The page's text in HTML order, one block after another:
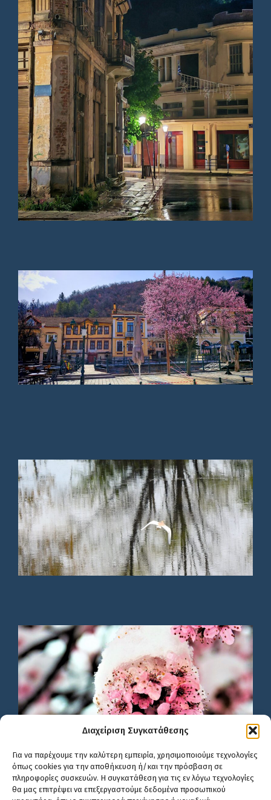
Διαχείριση Συγκατάθεσης
Για να παρέχουμε την καλύτερη εμπειρία, χρησιμοποιούμε τεχνολογίες
όπως cookies για την αποθήκευση ή/και την πρόσβαση σε
πληροφορίες συσκευών. Η συγκατάθεση για τις εν λόγω τεχνολογίες
θα μας επιτρέψει να επεξεργαστούμε δεδομένα προσωπικού